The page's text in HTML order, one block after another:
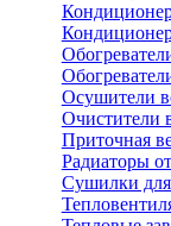
Осушители
Очистители
Приточная
Радиаторы
Сушилки